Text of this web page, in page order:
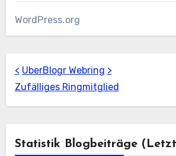
WordPress.org
< UberBlogr Webring >
Zufälliges Ringmitglied
Statistik Blogbeiträge